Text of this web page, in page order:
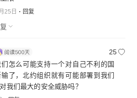
25日 回复
25
怎么可能支持一个对自己不利的国
了，北约组织就有可能部署到我们
我们最大的安全威胁吗？